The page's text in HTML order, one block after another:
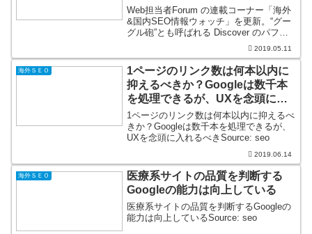
情報ウォッチ】
Web担当者Forum の連載コーナー「海外
&国内SEO情報ウォッチ」を更新。“グー
グル砲”とも呼ばれる Discover のパフォ
ーマンスレポートが Search Console に
ーグル砲も狙えるかも...
2019.05.11
海外ＳＥＯ
1ページのリンク数は何本以内に
抑えるべきか？Googleは数千本
を処理できるが、UXを念頭に入
れるべき
1ページのリンク数は何本以内に抑えるべ
きか？Googleは数千本を処理できるが、
UXを念頭に入れるべきSource: seo
2019.06.14
海外ＳＥＯ
医療系サイトの品質を判断する
Googleの能力は向上している
医療系サイトの品質を判断するGoogleの
能力は向上しているSource: seo